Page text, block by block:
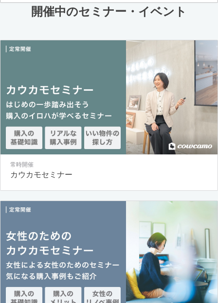
開催中のセミナー・イベント
常時開催
カウカモセミナー